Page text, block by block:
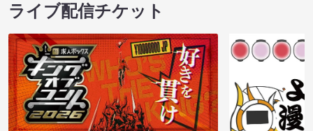
ライブ配信チケット